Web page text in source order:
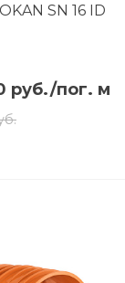
SN 16 ID
руб./пог. м